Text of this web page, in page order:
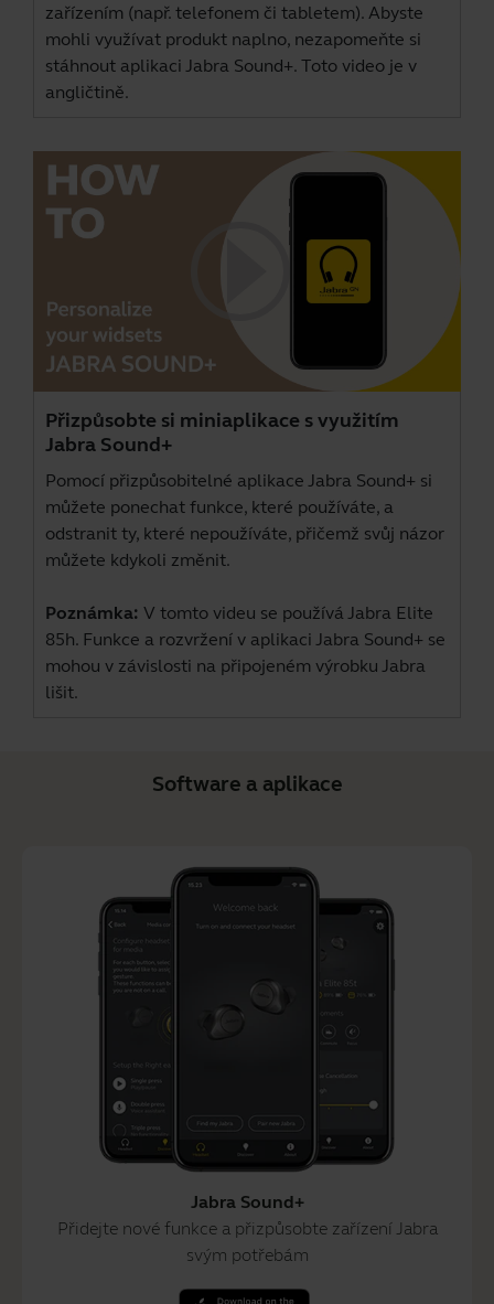
zařízením (např. telefonem či tabletem). Abyste
mohli využívat produkt naplno, nezapomeňte si
stáhnout aplikaci Jabra Sound+. Toto video je v
angličtině.
Přizpůsobte si miniaplikace s využitím
Jabra Sound+
Pomocí přizpůsobitelné aplikace Jabra Sound+ si
můžete ponechat funkce, které používáte, a
odstranit ty, které nepoužíváte, přičemž svůj názor
můžete kdykoli změnit.
Poznámka: V tomto videu se používá Jabra Elite
85h. Funkce a rozvržení v aplikaci Jabra Sound+ se
mohou v závislosti na připojeném výrobku Jabra
lišit.
Software a aplikace
Jabra Sound+
Přidejte nové funkce a přizpůsobte zařízení Jabra
svým potřebám